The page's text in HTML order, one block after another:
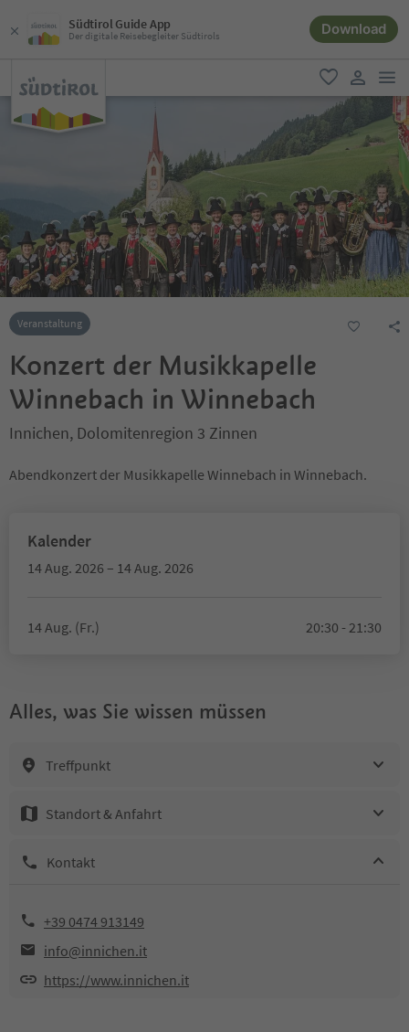
Südtirol Guide App
Der digitale Reisebegleiter Südtirols Download
favorit
user link
Veranstaltung
Konzert der Musikkapelle
Winnebach in Winnebach
Innichen, Dolomitenregion 3 Zinnen
Abendkonzert der Musikkapelle Winnebach in Winnebach.
Kalender
14 Aug. 2026 – 14 Aug. 2026
14 Aug. (Fr.) 20:30 - 21:30
Alles, was Sie wissen müssen
Treffpunkt
Standort & Anfahrt
Kontakt
+39 0474 913149
info@innichen.it
https://www.innichen.it